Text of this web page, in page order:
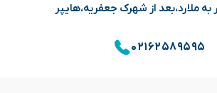
ملارد،بعد از شهرک جعفریه،هایپر
۰۲۱۶۲۵۸۹۵۹۵